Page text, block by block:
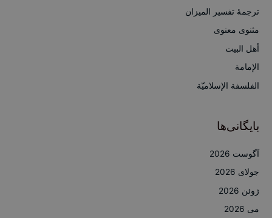
ب
ا
ترجمۀ تفسیر المیزان
مثنوی معنوی
أهل البيت
الإمامة
الفلسفة الإسلاميّة
بایگانی‌ها
آگوست 2026
جولای 2026
ژوئن 2026
می 2026